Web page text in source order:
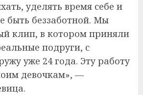
уделять время себе и
быть беззаботной. Мы
клип, в котором приняли
подруги, с
уже 24 года. Эту работу
девочкам», —